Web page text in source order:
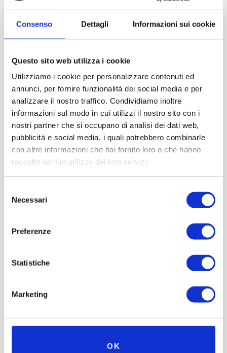
Consenso Dettagli Informazioni sui cookie
Questo sito web utilizza i cookie
Utilizziamo i cookie per personalizzare contenuti ed
annunci, per fornire funzionalità dei social media e per
analizzare il nostro traffico. Condividiamo inoltre
informazioni sul modo in cui utilizzi il nostro sito con i
nostri partner che si occupano di analisi dei dati web,
pubblicità e social media, i quali potrebbero combinarle
con altre informazioni che hai fornito loro o che hanno
raccolto dal tuo utilizzo dei loro servizi.
delNecessari
Preferenze
Statistiche
Marketing
OK